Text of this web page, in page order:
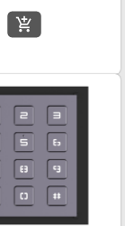
add_shopping_cart